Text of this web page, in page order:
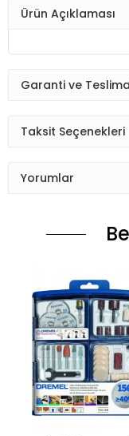
Ürün Açıklaması
Garanti ve
Taksit Seçenekleri
Yorumlar